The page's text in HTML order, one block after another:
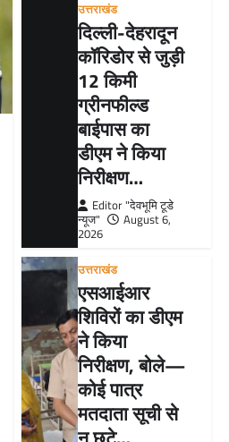
WhatsApp
उत्तराखंड
दिल्ली-देहरादून
कॉरिडोर से जुड़ी
12 किमी
ग्रीनफील्ड
बाईपास का
डीएम ने किया
निरीक्षण…
Editor "देवभूमि टूडे
न्यूज"
August 6,
2026
उत्तराखंड
एसआईआर
शिविरों का डीएम
ने किया
निरीक्षण, बोले—
कोई पात्र
मतदाता सूची से